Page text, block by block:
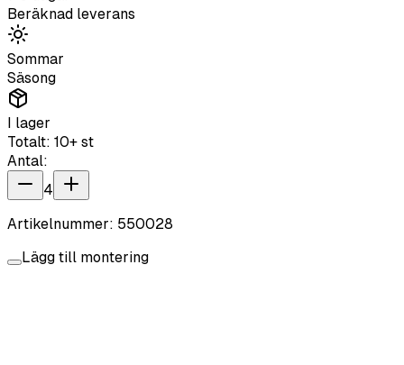
Beräknad leverans
Sommar
Säsong
I lager
Totalt: 10+ st
Antal:
4
Artikelnummer: 550028
Lägg till montering